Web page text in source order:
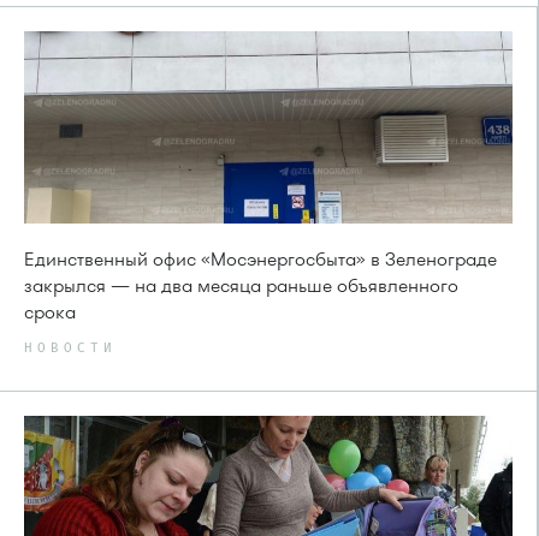
Единственный офис «Мосэнергосбыта» в Зеленограде
закрылся — на два месяца раньше объявленного
срока
НОВОСТИ